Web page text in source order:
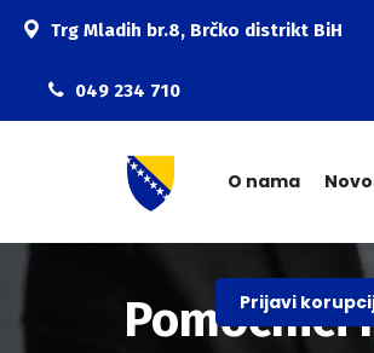
Trg Mladih br.8, Brčko distrikt BiH
049 234 710
O nama
Prijavi
Pomoćnici